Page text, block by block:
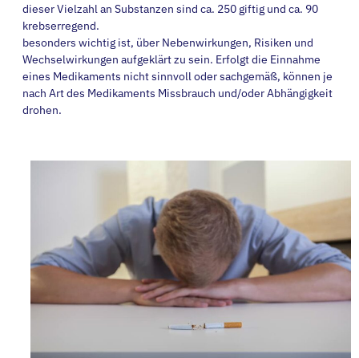
dieser Vielzahl an Substanzen sind ca. 250 giftig und ca. 90
krebserregend.
besonders wichtig ist, über Nebenwirkungen, Risiken und
Wechselwirkungen aufgeklärt zu sein. Erfolgt die Einnahme
eines Medikaments nicht sinnvoll oder sachgemäß, können je
nach Art des Medikaments Missbrauch und/oder Abhängigkeit
drohen.